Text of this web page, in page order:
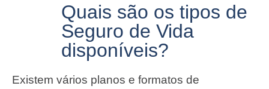
Quais são os tipos de
Seguro de Vida
disponíveis?
Existem vários planos e formatos de